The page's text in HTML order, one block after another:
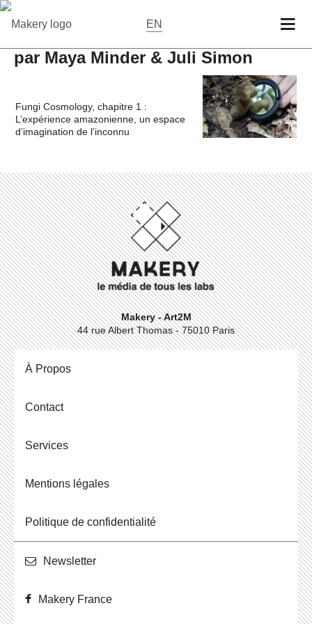
EN
par Maya Minder & Juli Simon
Fungi Cosmology, chapitre 1 :
L’expérience amazonienne, un espace
d’imagination de l’inconnu
Makery - Art2M
44 rue Albert Thomas - 75010 Paris
À Propos
Contact
Ser­vices
Men­tions légales
Po­li­tique de confidentialité
News­let­ter
Makery France